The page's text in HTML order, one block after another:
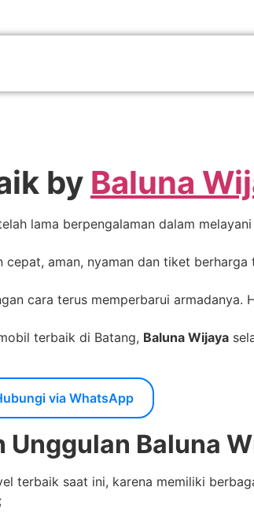
by Baluna
lama berpengalaman dalam
aman, nyaman dan tiket
cara terus memperbarui armadanya.
terbaik di Batang, Baluna Wijaya
via WhatsApp
Unggulan Baluna
terbaik saat ini, karena memiliki